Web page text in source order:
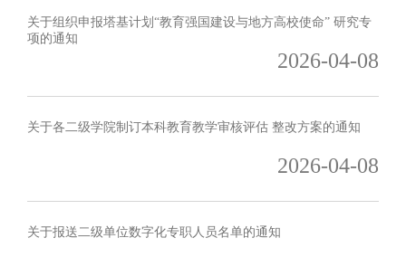
关于组织申报塔基计划“教育强国建设与地方高校使命” 研究专
项的通知
2026-04-08
关于各二级学院制订本科教育教学审核评估 整改方案的通知
2026-04-08
关于报送二级单位数字化专职人员名单的通知